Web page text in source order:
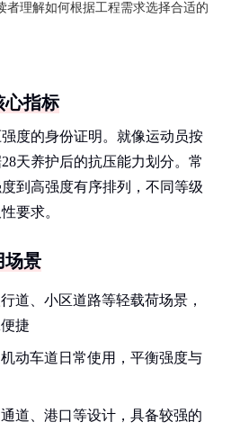
者理解如何根据工程需求选择合适的
心指标
度的身份证明。就像运动员按
天养护后的抗压能力划分。常
到高强度有序排列，不同等级
要求。
场景
行道、小区道路等轻载荷场景，
捷
机动车道日常使用，平衡强度与
通道、港口等设计，具备较强的